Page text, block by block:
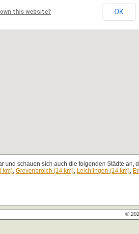
own this website? OK
und schauen sich auch die folgenden Städte an,
km), Grevenbroich (14 km), Leichlingen (14 km),
©